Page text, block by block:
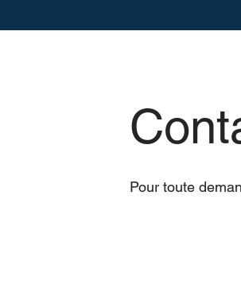
Pour toute